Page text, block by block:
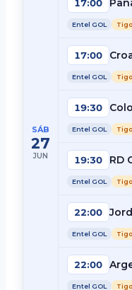
SÁB
27
JUN
17:00
Entel GOL
17:00
Entel GOL
19:30
Entel GOL
19:30 RD
Entel GOL
22:00
Entel GOL
22:00
Entel GOL